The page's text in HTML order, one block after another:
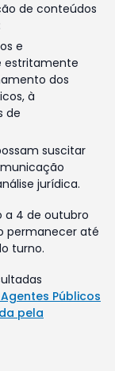
de conteúdos
e
estritamente
dos
à
de
suscitar
jurídica.
a 4 de outubro
permanecer até
turno.
Públicos
pela